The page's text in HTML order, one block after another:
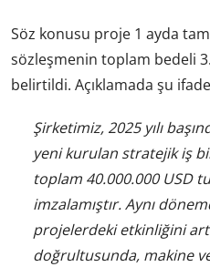
Söz konusu proje 1 ayda
sözleşmenin toplam bedeli
belirtildi. Açıklamada şu
Şirketimiz, 2025 yılı
yeni kurulan stratejik iş
toplam 40.000.000 USD
imzalamıştır. Aynı
projelerdeki etkinliğini
doğrultusunda, makine